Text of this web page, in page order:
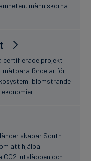
människorna
certifierade projekt
mätbara fördelar för
blomstrande
skapar South
att hjälpa
CO2-utsläppen och